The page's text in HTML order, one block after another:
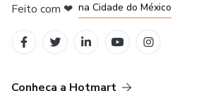
Feito com ❤ na Cidade do México
Conheça a Hotmart